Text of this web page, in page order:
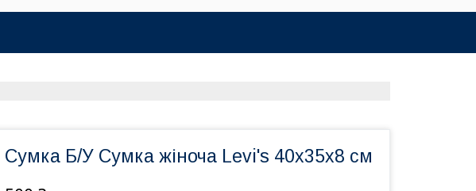
Сумка Б/У Сумка жіноча Levi's 40х35х8 см